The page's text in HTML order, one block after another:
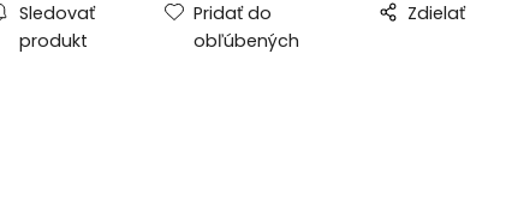
Sledovať
produkt
Pridať do
obľúbených
Zdielať